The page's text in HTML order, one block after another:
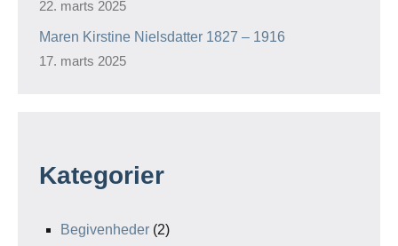
22. marts 2025
Maren Kirstine Nielsdatter 1827 – 1916
17. marts 2025
Kategorier
Begivenheder (2)